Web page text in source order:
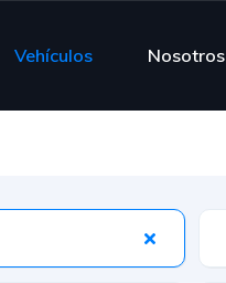
Vehículos Nosotros